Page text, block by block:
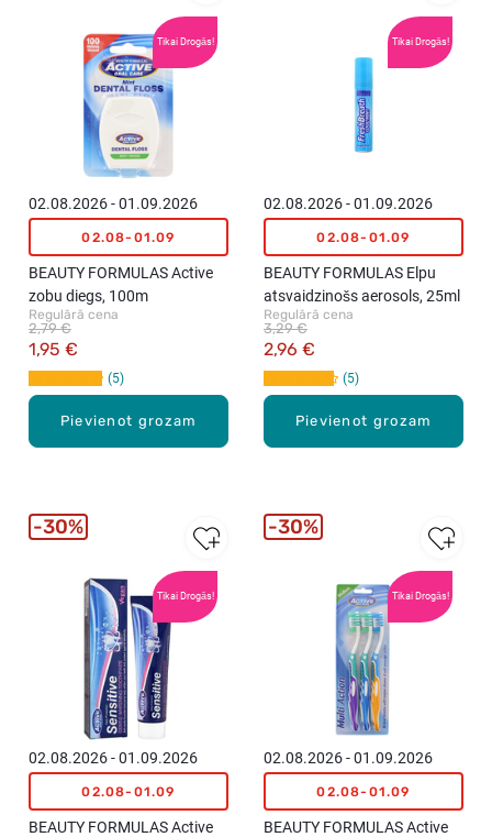
Tikai Drogās!
Pievienot grozam
02.08.2026 - 01.09.2026
02.08-01.09
BEAUTY FORMULAS Active
zobu diegs, 100m
Regulārā cena
1,95 €
2,79 €
5
Tikai Drogās!
Pievienot grozam
02.08.2026 - 01.09.2026
02.08-01.09
BEAUTY FORMULAS Elpu
atsvaidzinošs aerosols, 25ml
Regulārā cena
2,96 €
3,29 €
5
Tikai Drogās!
02.08.2026 - 01.09.2026
02.08-01.09
BEAUTY FORMULAS Active
30%
Tikai Drogās!
02.08.2026 - 01.09.2026
02.08-01.09
BEAUTY FORMULAS Active
30%